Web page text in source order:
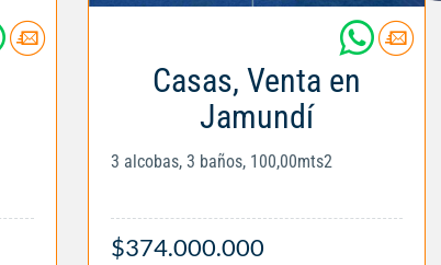
Casas, Venta en
Jamundí
3 alcobas, 3 baños, 100,00mts2
$374.000.000